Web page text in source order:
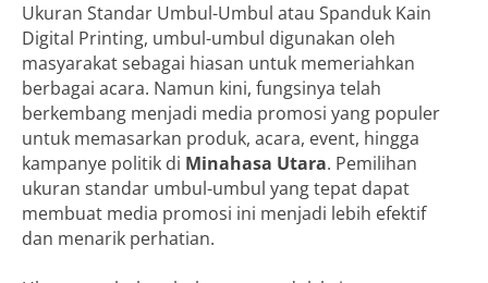
Ukuran Standar Umbul-Umbul atau Spanduk Kain
Digital Printing, umbul-umbul digunakan oleh
masyarakat sebagai hiasan untuk memeriahkan
berbagai acara. Namun kini, fungsinya telah
berkembang menjadi media promosi yang populer
untuk memasarkan produk, acara, event, hingga
kampanye politik di Minahasa Utara. Pemilihan
ukuran standar umbul-umbul yang tepat dapat
membuat media promosi ini menjadi lebih efektif
dan menarik perhatian.